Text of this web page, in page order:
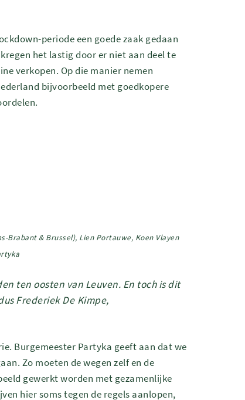
periode een goede zaak gedaan
het lastig door er niet aan deel te
verkopen. Op die manier nemen
bijvoorbeeld met goedkopere
Brabant & Brussel), Lien Portauwe, Koen Vlayen
ten oosten van Leuven. En toch is dit
Frederiek De Kimpe,
Burgemeester Partyka geeft aan dat we
Zo moeten de wegen zelf en de
gewerkt worden met gezamenlijke
hier soms tegen de regels aanlopen,